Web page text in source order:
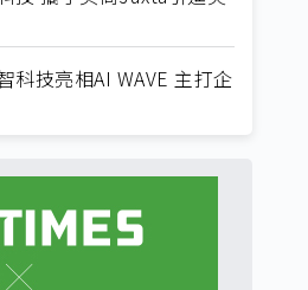
科技亮相AI WAVE 主打企